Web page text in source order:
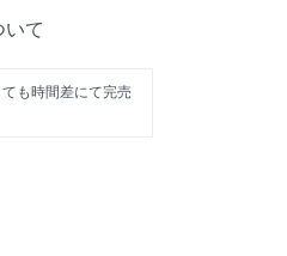
いて
も時間差にて完売